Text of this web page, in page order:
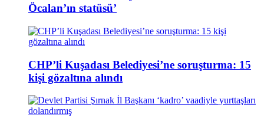
Öcalan’ın statüsü’
CHP’li Kuşadası Belediyesi’ne soruşturma: 15
kişi gözaltına alındı